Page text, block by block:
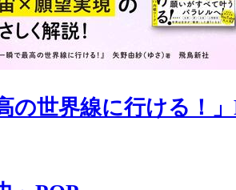
の世界線に行ける！